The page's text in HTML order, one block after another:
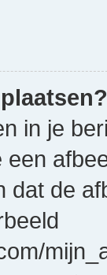
in je
dat de